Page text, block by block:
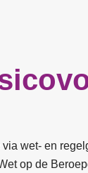
wet- en
op de